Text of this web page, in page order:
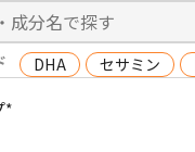
DHA セサミン
*